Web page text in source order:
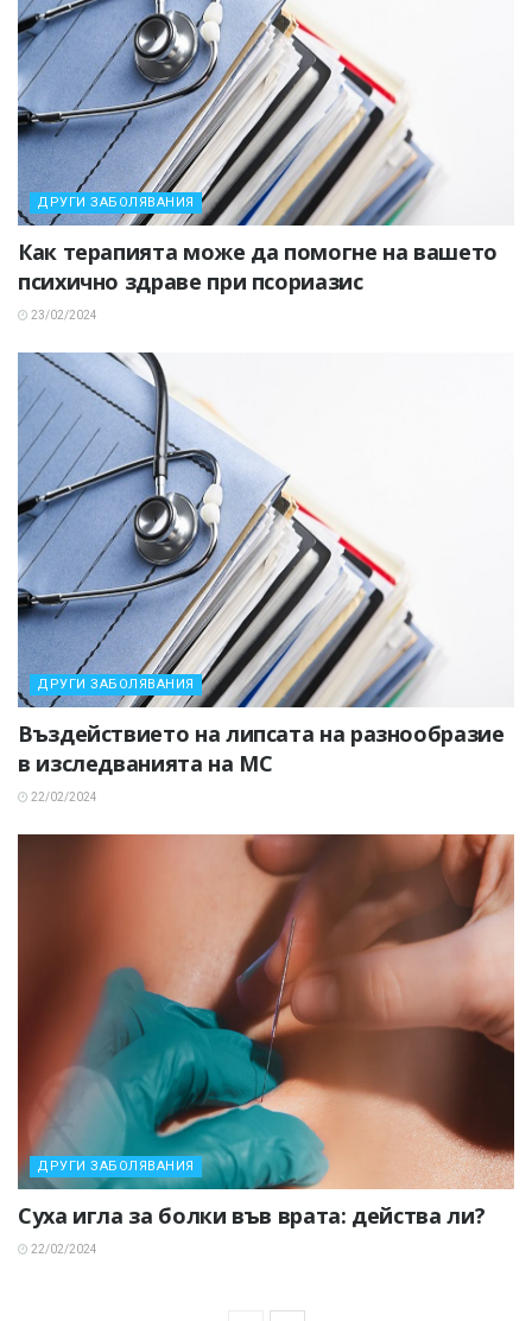
ДРУГИ ЗАБОЛЯВАНИЯ
Как терапията може да помогне на вашето
психично здраве при псориазис
23/02/2024
ДРУГИ ЗАБОЛЯВАНИЯ
Въздействието на липсата на разнообразие
в изследванията на МС
22/02/2024
ДРУГИ ЗАБОЛЯВАНИЯ
Суха игла за болки във врата: действа ли?
22/02/2024